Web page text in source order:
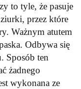
to tyle, że pasuje
przez które
Ważnym atutem
Odbywa się
Sposób ten
żadnego
wykonana ze